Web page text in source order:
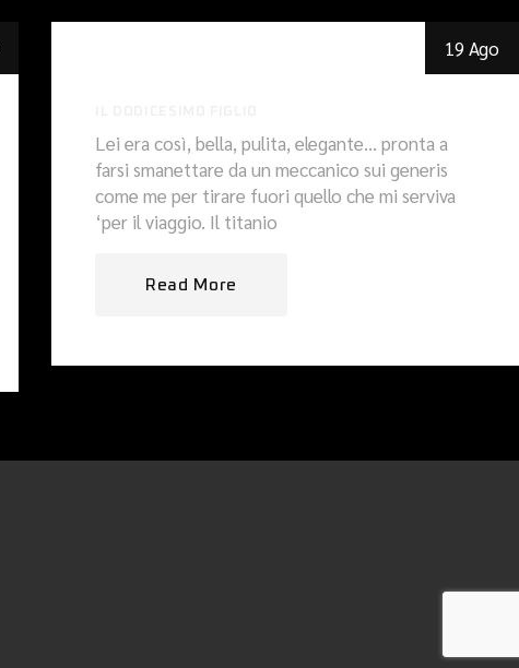
19 Ago
Lei era così, bella, pulita, elegante… pronta a
farsi smanettare da un meccanico sui generis
come me per tirare fuori quello che mi serviva
‘per il viaggio. Il titanio
Read More